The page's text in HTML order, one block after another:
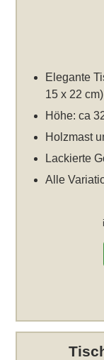
Elegante
15 x 22 cm)
Höhe: ca
Holzmast
Lackierte
Alle